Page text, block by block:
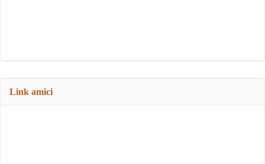
Link amici